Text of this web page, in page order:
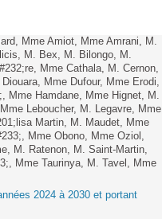
Mme Amiot, Mme Amrani, M.
M. Bex, M. Bilongo, M.
Mme Cathala, M. Cernon,
Mme Dufour, Mme Erodi,
Mme Hamdane, Mme Hignet, M.
Leboucher, M. Legavre, Mme
Martin, M. Maudet, Mme
Mme Obono, Mme Oziol,
M. Ratenon, M. Saint-Martin,
Mme Taurinya, M. Tavel, Mme
2024 à 2030 et portant